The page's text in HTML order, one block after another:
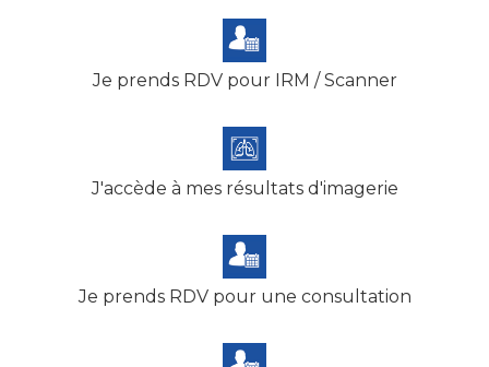
Je prends RDV pour IRM / Scanner
J'accède à mes résultats d'imagerie
Je prends RDV pour une consultation